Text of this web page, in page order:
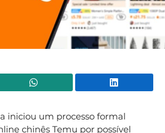
WhatsApp
iniciou um processo formal
chinês Temu por possível